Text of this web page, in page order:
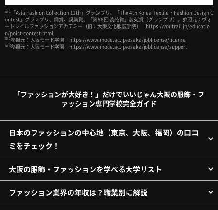
※1
「Asia Fashion Collection 11th」グランプリ、「The 4th Korea Textile・Fashion Design C
ontest」グランプリ、銅賞、奨励賞、「第98回 装苑賞」装苑賞（グランプリ）。参照元：ヴォ
ートレイルファッションアカデミー（旧：大阪文化服装学院）（https://voutrail.jp/educatio
n/point-contest.html）
※2参照元：大阪モード学園 https://www.mode.ac.jp/osaka/joblicense/license
※3参照元：大阪モード学園 https://www.mode.ac.jp/osaka/joblicense/support
「ファッションが大好き！」だけでいいじゃん大阪の服飾・フ
ァッション専門学校完全ガイド
日本のファッションの中心地（東京、大阪、福岡）の口コ
ミをチェック！
大阪の服飾・ファッションを学べる大学リスト
ファッション業界の年収は？職業別に解説